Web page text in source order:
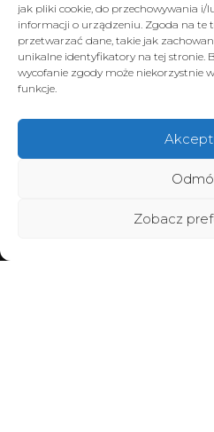
jak pliki cookie, do przechowywania
informacji o urządzeniu. Zgoda na te
przetwarzać dane, takie jak
unikalne identyfikatory na tej stronie.
wycofanie zgody może niekorzystnie
funkcje.
Zobacz